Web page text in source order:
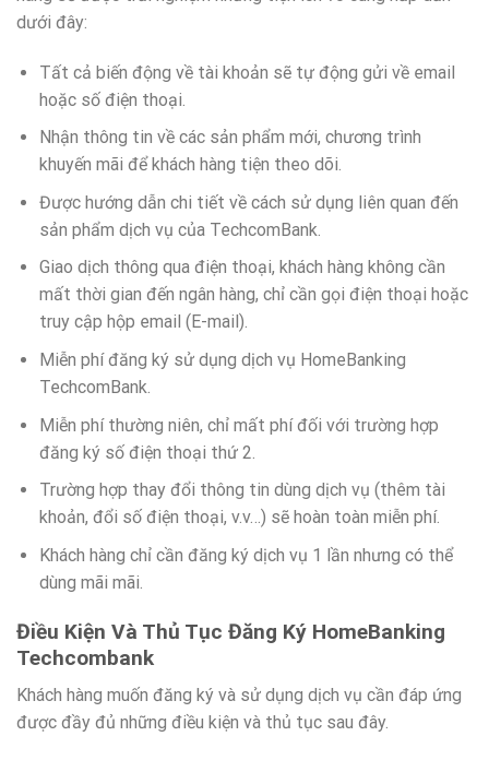
dưới đây:
Tất cả biến động về tài khoản sẽ tự động gửi về email
hoặc số điện thoại.
Nhận thông tin về các sản phẩm mới, chương trình
khuyến mãi để khách hàng tiện theo dõi.
Được hướng dẫn chi tiết về cách sử dụng liên quan đến
sản phẩm dịch vụ của TechcomBank.
Giao dịch thông qua điện thoại, khách hàng không cần
mất thời gian đến ngân hàng, chỉ cần gọi điện thoại hoặc
truy cập hộp email (E-mail).
Miễn phí đăng ký sử dụng dịch vụ HomeBanking
TechcomBank.
Miễn phí thường niên, chỉ mất phí đối với trường hợp
đăng ký số điện thoại thứ 2.
Trường hợp thay đổi thông tin dùng dịch vụ (thêm tài
khoản, đổi số điện thoại, v.v…) sẽ hoàn toàn miễn phí.
Khách hàng chỉ cần đăng ký dịch vụ 1 lần nhưng có thể
dùng mãi mãi.
Điều Kiện Và Thủ Tục Đăng Ký HomeBanking
Techcombank
Khách hàng muốn đăng ký và sử dụng dịch vụ cần đáp ứng
được đầy đủ những điều kiện và thủ tục sau đây.